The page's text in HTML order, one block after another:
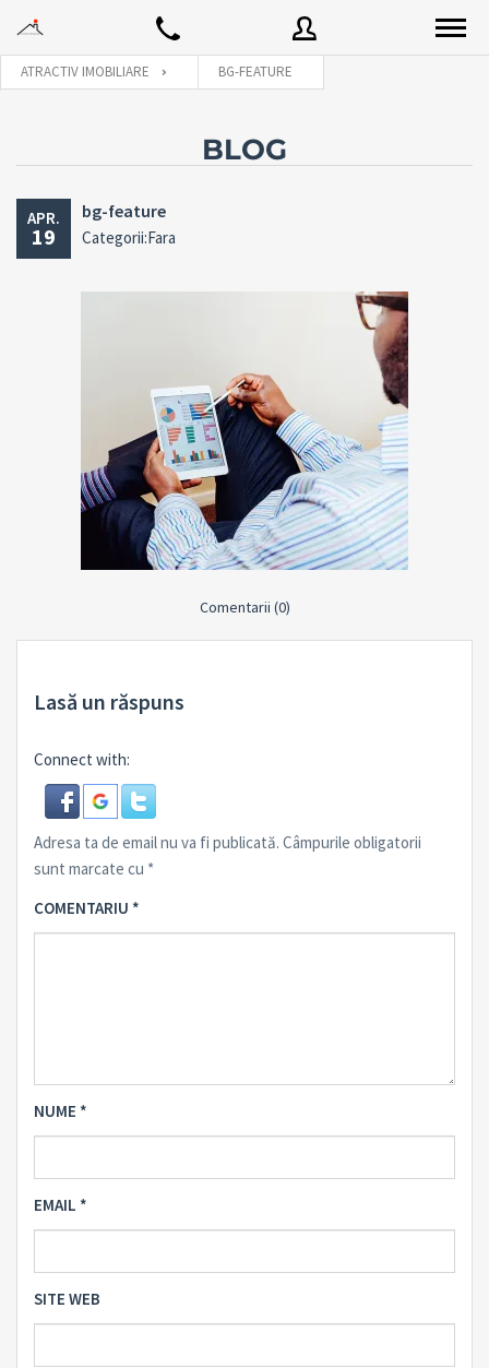
Parola
LOGARE
Tine-ma minte
ATRACTIV IMOBILIARE BG-FEATURE
BLOG
APR.
19
bg-feature
Categorii:Fara
Comentarii (0)
Lasă un răspuns
Connect with:
Adresa ta de email nu va fi publicată. Câmpurile obligatorii
sunt marcate cu *
COMENTARIU *
NUME *
EMAIL *
SITE WEB